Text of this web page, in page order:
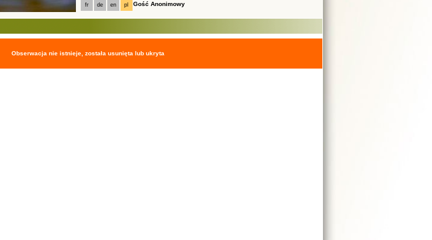
fr de en pl Gość Anonimowy
Obserwacja nie istnieje, została usunięta lub ukryta